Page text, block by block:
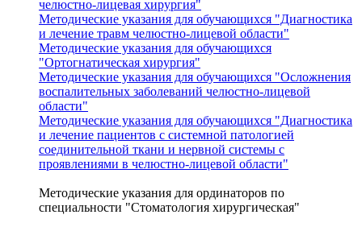
челюстно-лицевая хирургия"
Методические указания для обучающихся "Диагностика
и лечение травм челюстно-лицевой области"
Методические указания для обучающихся
"Ортогнатическая хирургия"
Методические указания для обучающихся "Осложнения
воспалительных заболеваний челюстно-лицевой
области"
Методические указания для обучающихся "Диагностика
и лечение пациентов с системной патологией
соединительной ткани и нервной системы с
проявлениями в челюстно-лицевой области"
Методические указания для ординаторов по
специальности "Стоматология хирургическая"